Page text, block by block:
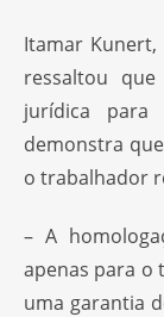
Itamar Kunert,
ressaltou
jurídica para
demonstra
o trabalhador
– A
apenas para o
uma garantia